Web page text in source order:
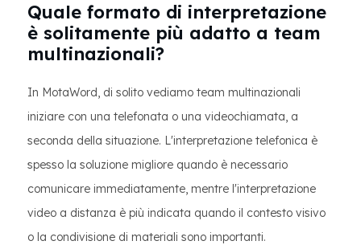
Quale formato di interpretazione
è solitamente più adatto a team
multinazionali?
In MotaWord, di solito vediamo team multinazionali
iniziare con una telefonata o una videochiamata, a
seconda della situazione. L'interpretazione telefonica è
spesso la soluzione migliore quando è necessario
comunicare immediatamente, mentre l'interpretazione
video a distanza è più indicata quando il contesto visivo
o la condivisione di materiali sono importanti.